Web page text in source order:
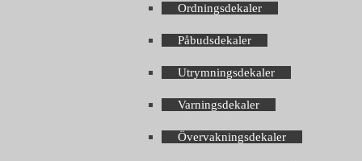
Ordningsdekaler
Påbudsdekaler
Utrymningsdekaler
Varningsdekaler
Övervakningsdekaler